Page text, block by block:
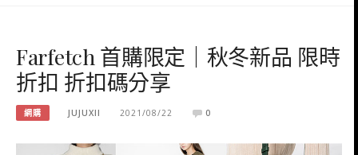
Farfetch 首購限定｜秋冬新品 限時
折扣 折扣碼分享
網購 JUJUXII 2021/08/22 0